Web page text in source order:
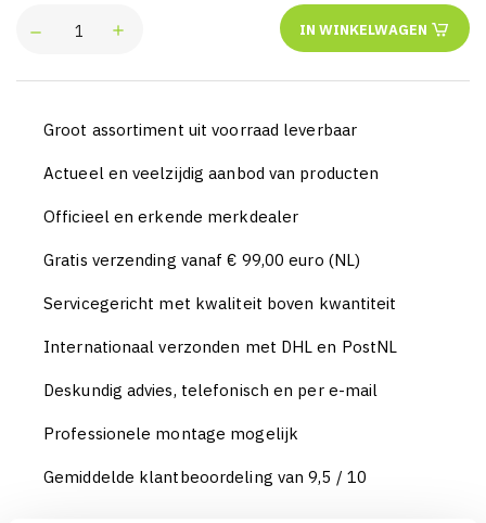
IN WINKELWAGEN
Groot assortiment uit voorraad leverbaar
Actueel en veelzijdig aanbod van producten
Officieel en erkende merkdealer
Gratis verzending vanaf € 99,00 euro (NL)
Servicegericht met kwaliteit boven kwantiteit
Internationaal verzonden met DHL en PostNL
Deskundig advies, telefonisch en per e-mail
Professionele montage mogelijk
Gemiddelde klantbeoordeling van 9,5 / 10